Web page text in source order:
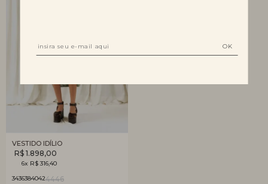
VESTIDO IDÍLIO
R$ 1.898,00
6x R$ 316,40
34363840424446